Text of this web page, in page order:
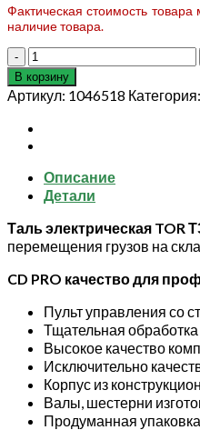
Фактическая стоимость
наличие товара.
Количество
товара
Таль
электрическая
TOR
ТЭК
PRO
г/
0,5
т
м
(серия
В корзину
Артикул: 1046518 Категория:
Описание
Детали
Таль электрическая TOR
перемещения грузов на
CD PRO качество для
Пульт управления со
Тщательная
Высокое качество
Исключительно
Корпус из
Валы, шестерни
Продуманная